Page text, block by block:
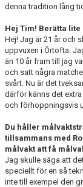
denna tradition lång
Hej Tim! Berätta
Hej! Jag är 21 år och
uppvuxen i Örtofta.
än 10 år fram till jag
och satt några
svårt. Nu är det
därför känns det
och förhoppningsvis
Du håller
tillsammans med
målvakt att få
Jag skulle säga att
speciellt för en så
inte till exempel den